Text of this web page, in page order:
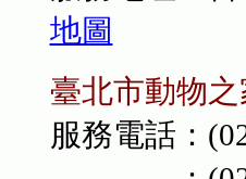
地圖
臺北市動物之
服務電話：